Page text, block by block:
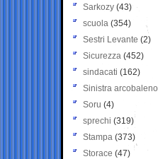
Sarkozy (43)
scuola (354)
Sestri Levante (2)
Sicurezza (452)
sindacati (162)
Sinistra arcobaleno
Soru (4)
sprechi (319)
Stampa (373)
Storace (47)